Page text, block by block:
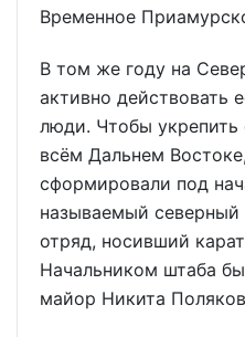
Временное
В том же году на
активно действовать
люди. Чтобы укрепить
всём Дальнем
сформировали под
называемый
отряд, носивший
Начальником штаба
майор Никита